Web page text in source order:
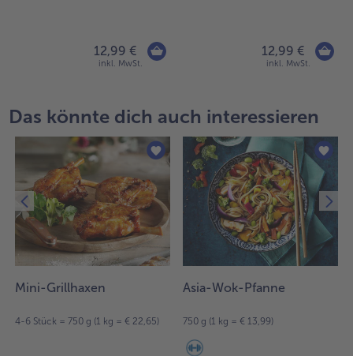
12,99 €
inkl. MwSt.
12,99 €
inkl. MwSt.
Das könnte dich auch interessieren
Mini-Grillhaxen
4-6 Stück = 750 g (1 kg = € 22,65)
Asia-Wok-Pfanne
750 g (1 kg = € 13,99)